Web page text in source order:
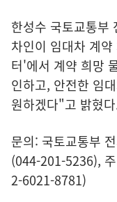
한성수 국토교통부
차인이 임대차 계
터'에서 계약 희망
인하고, 안전한 임
원하겠다"고 밝혔
문의: 국토교통부
(044-201-5236),
2-6021-8781)